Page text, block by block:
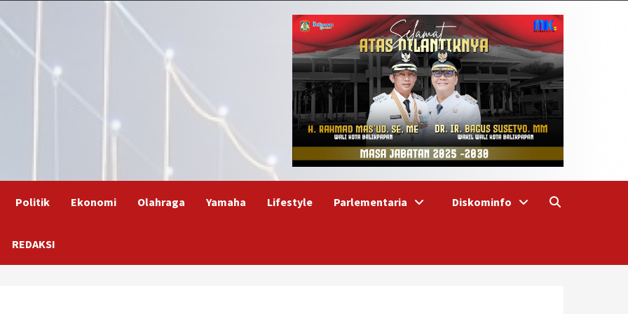
Politik Ekonomi Olahraga Yamaha Lifestyle Parlementaria Diskominfo
REDAKSI